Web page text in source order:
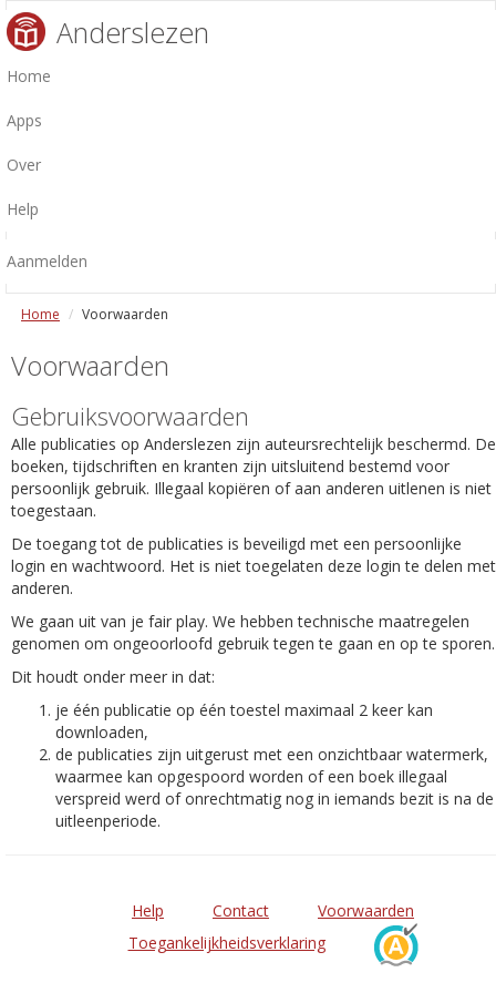
Anderslezen
Home
Apps
Over
Help
Aanmelden
Home Voorwaarden
Voorwaarden
Gebruiksvoorwaarden
Alle publicaties op Anderslezen zijn auteursrechtelijk beschermd. De
boeken, tijdschriften en kranten zijn uitsluitend bestemd voor
persoonlijk gebruik. Illegaal kopiëren of aan anderen uitlenen is niet
toegestaan.
De toegang tot de publicaties is beveiligd met een persoonlijke
login en wachtwoord. Het is niet toegelaten deze login te delen met
anderen.
We gaan uit van je fair play. We hebben technische maatregelen
genomen om ongeoorloofd gebruik tegen te gaan en op te sporen.
Dit houdt onder meer in dat:
je één publicatie op één toestel maximaal 2 keer kan
downloaden,
de publicaties zijn uitgerust met een onzichtbaar watermerk,
waarmee kan opgespoord worden of een boek illegaal
verspreid werd of onrechtmatig nog in iemands bezit is na de
uitleenperiode.
Help Contact
Voorwaarden
Toegankelijkheidsverklaring